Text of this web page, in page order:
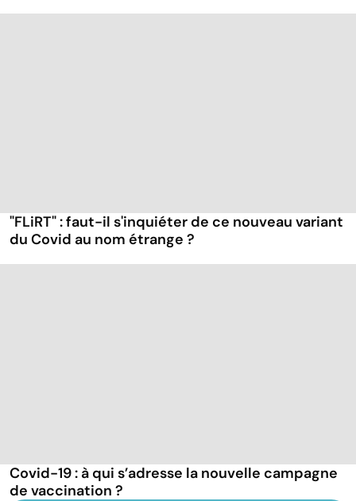
"FLiRT" : faut-il s'inquiéter de ce nouveau variant
du Covid au nom étrange ?
Covid-19 : à qui s’adresse la nouvelle campagne
de vaccination ?